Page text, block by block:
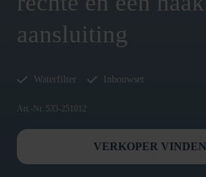
aansluiting
Waterfilter Inbouwset
Art.-Nr. 533-251012
VERKOPER VINDEN